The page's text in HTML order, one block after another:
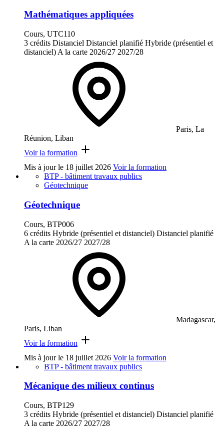
Mathématiques appliquées
Cours, UTC110
3 crédits Distanciel Distanciel planifié Hybride (présentiel et
distanciel) A la carte 2026/27 2027/28
Paris, La
Réunion, Liban
Voir la formation
Mis à jour le 18 juillet 2026 Voir la formation
BTP - bâtiment travaux publics
Géotechnique
Géotechnique
Cours, BTP006
6 crédits Hybride (présentiel et distanciel) Distanciel planifié
A la carte 2026/27 2027/28
Madagascar,
Paris, Liban
Voir la formation
Mis à jour le 18 juillet 2026 Voir la formation
BTP - bâtiment travaux publics
Mécanique des milieux continus
Cours, BTP129
3 crédits Hybride (présentiel et distanciel) Distanciel planifié
A la carte 2026/27 2027/28